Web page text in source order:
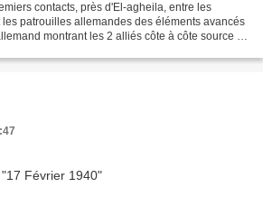
contacts, près d'El-agheila, entre les
patrouilles allemandes des éléments avancés
montrant les 2 alliés côte à côte source :